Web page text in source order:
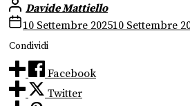
Davide Mattiello
10 Settembre 202510 Settembre
Condividi
Facebook
Twitter